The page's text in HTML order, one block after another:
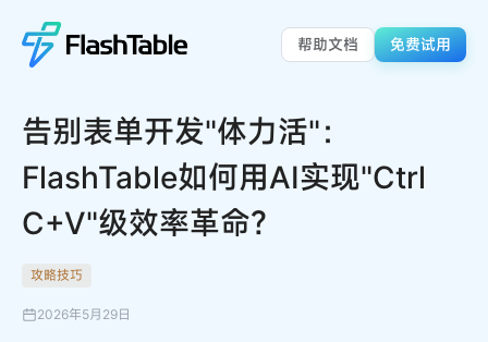
帮助文档 免费试用
告别表单开发"体力活"：
FlashTable如何用AI实现"Ctrl
C+V"级效率革命？
攻略技巧
2026年5月29日